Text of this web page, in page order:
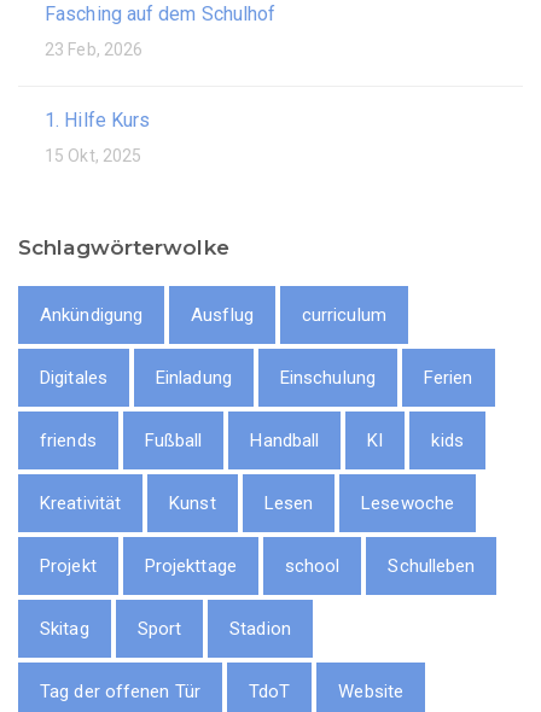
Fasching auf dem Schulhof
23 Feb, 2026
1. Hilfe Kurs
15 Okt, 2025
Schlagwörterwolke
Ankündigung Ausflug curriculum
Digitales Einladung Einschulung Ferien
friends Fußball Handball KI kids
Kreativität Kunst Lesen Lesewoche
Projekt Projekttage school Schulleben
Skitag Sport Stadion
Tag der offenen Tür TdoT Website